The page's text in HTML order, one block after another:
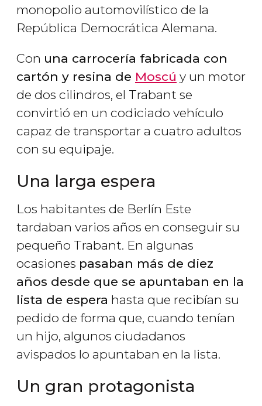
monopolio automovilístico de la
República Democrática Alemana.
Con una carrocería fabricada con
cartón y resina de Moscú y un motor
de dos cilindros, el Trabant se
convirtió en un codiciado vehículo
capaz de transportar a cuatro adultos
con su equipaje.
Una larga espera
Los habitantes de Berlín Este
tardaban varios años en conseguir su
pequeño Trabant. En algunas
ocasiones pasaban más de diez
años desde que se apuntaban en la
lista de espera hasta que recibían su
pedido de forma que, cuando tenían
un hijo, algunos ciudadanos
avispados lo apuntaban en la lista.
Un gran protagonista